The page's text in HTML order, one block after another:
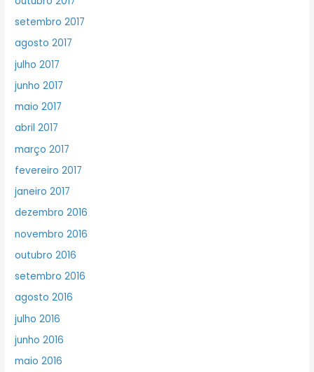
setembro 2017
agosto 2017
julho 2017
junho 2017
maio 2017
abril 2017
março 2017
fevereiro 2017
janeiro 2017
dezembro 2016
novembro 2016
outubro 2016
setembro 2016
agosto 2016
julho 2016
junho 2016
maio 2016